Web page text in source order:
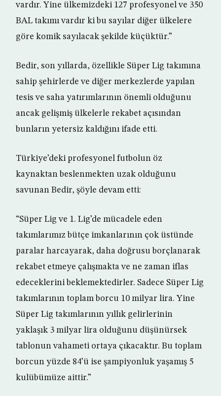
vardır. Yine ülkemizdeki 127 profesyonel ve 350
BAL takımı vardır ki bu sayılar diğer ülkelere
göre komik sayılacak şekilde küçüktür.”
Bedir, son yıllarda, özellikle Süper Lig takımına
sahip şehirlerde ve diğer merkezlerde yapılan
tesis ve saha yatırımlarının önemli olduğunu
ancak gelişmiş ülkelerle rekabet açısından
bunların yetersiz kaldığını ifade etti.
Türkiye’deki profesyonel futbolun öz
kaynaktan beslenmekten uzak olduğunu
savunan Bedir, şöyle devam etti:
“Süper Lig ve 1. Lig’de mücadele eden
takımlarımız bütçe imkanlarının çok üstünde
paralar harcayarak, daha doğrusu borçlanarak
rekabet etmeye çalışmakta ve ne zaman iflas
edeceklerini beklemektedirler. Sadece Süper Lig
takımlarının toplam borcu 10 milyar lira. Yine
Süper Lig takımlarının yıllık gelirlerinin
yaklaşık 3 milyar lira olduğunu düşünürsek
tablonun vahameti ortaya çıkacaktır. Bu toplam
borcun yüzde 84’ü ise şampiyonluk yaşamış 5
kulübümüze aittir.”